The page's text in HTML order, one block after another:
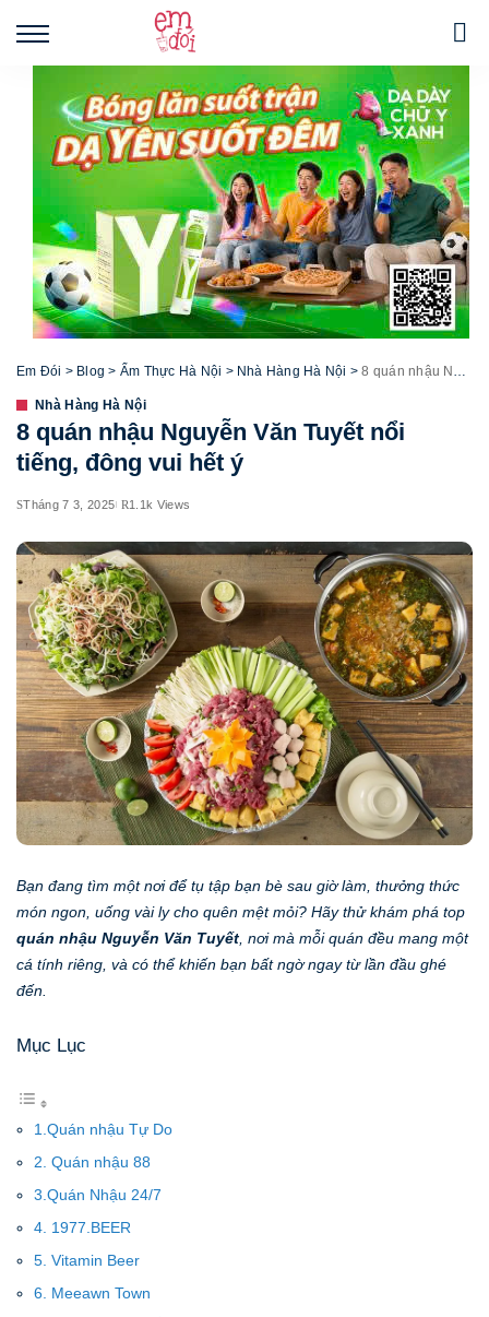
Em Đói > Blog > Ẩm Thực Hà Nội > Nhà Hàng Hà Nội >8 quán nhậu Nguyễn Văn Tuyết nổi tiếng, đông vui hết ý
Nhà Hàng Hà Nội
8 quán nhậu Nguyễn Văn Tuyết nổi
tiếng, đông vui hết ý
Tháng 7 3, 2025 1.1k Views
Bạn đang tìm một nơi để tụ tập bạn bè sau giờ làm, thưởng thức
món ngon, uống vài ly cho quên mệt mỏi? Hãy thử khám phá top
quán nhậu Nguyễn Văn Tuyết , nơi mà mỗi quán đều mang một
cá tính riêng, và có thể khiến bạn bất ngờ ngay từ lần đầu ghé
đến.
Mục Lục
1.Quán nhậu Tự Do
2. Quán nhậu 88
3.Quán Nhậu 24/7
4. 1977.BEER
5. Vitamin Beer
6. Meeawn Town